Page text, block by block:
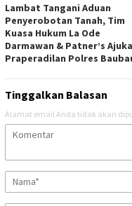
Lambat Tangani Aduan
Penyerobotan Tanah, Tim
Kuasa Hukum La Ode
Darmawan & Patner’s
Praperadilan Polres
Tinggalkan Balasan
Alamat email Anda tidak akan